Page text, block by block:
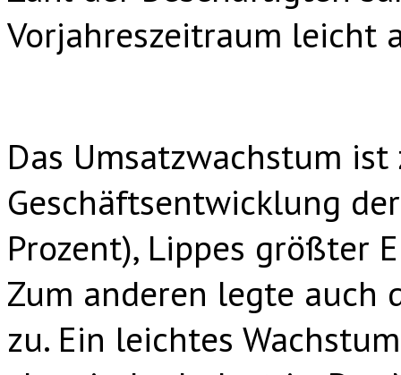
Vorjahreszeitraum leicht
Das Umsatzwachstum
Geschäftsentwicklung
Prozent), Lippes größter
Zum anderen legte
zu. Ein leichtes